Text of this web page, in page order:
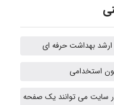
Iman Hosseini
استخدامی
سایت می توانند یک صفحه